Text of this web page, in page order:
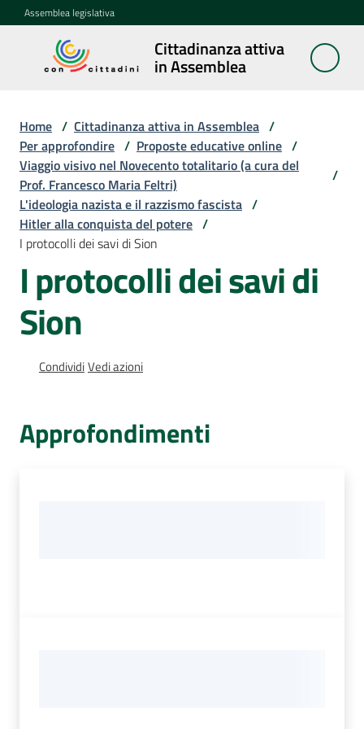
Vai al contenuto
Vai alla navigazione
Vai al footer
Assemblea legislativa
Cittadinanza attiva
in Assemblea
Cittadinanza
attiva in
Concittadini
Porte
aperte
in
Assemblea
Mostre
itineranti
Percorsi
Home / Cittadinanza attiva in Assemblea /
Per approfondire / Proposte educative online /
Viaggio visivo nel Novecento totalitario (a cura del
Prof. Francesco Maria Feltri)
/
L'ideologia nazista e il razzismo fascista /
Hitler alla conquista del potere /
I protocolli dei savi di Sion
I protocolli dei savi di
Sion
CondividiVedi azioni
Approfondimenti